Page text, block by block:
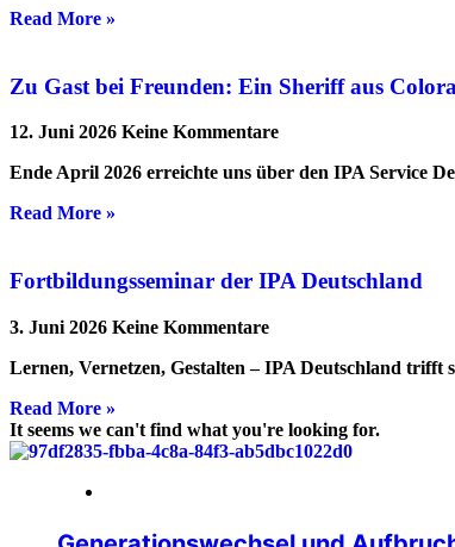
Read More »
Zu Gast bei Freunden: Ein Sheriff aus
12. Juni 2026 Keine Kommentare
Ende April 2026 erreichte uns über den IPA Service
Read More »
Fortbildungsseminar der IPA Deutschland
3. Juni 2026 Keine Kommentare
Lernen, Vernetzen, Gestalten – IPA Deutschland trifft
Read More »
It seems we can't find what you're looking for.